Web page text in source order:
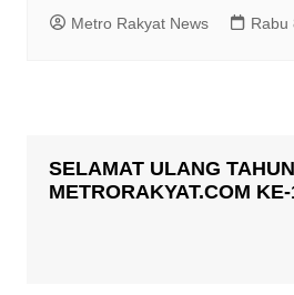
Metro Rakyat News Rabu
SELAMAT ULANG
METRORAKYAT.COM